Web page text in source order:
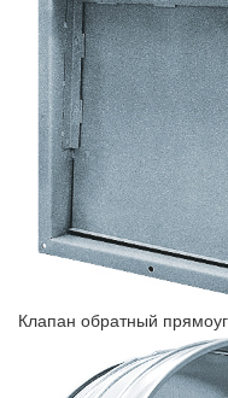
Клапан обратный